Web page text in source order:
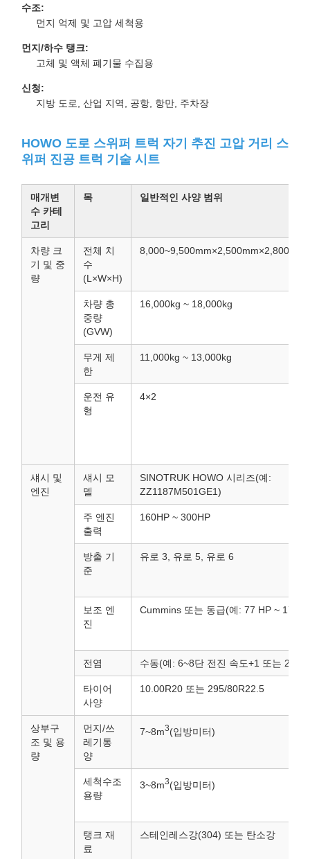
수조:
먼지 억제 및 고압 세척용
먼지/하수 탱크:
고체 및 액체 폐기물 수집용
신청:
지방 도로, 산업 지역, 공항, 항만, 주차장
HOWO 도로 스위퍼 트럭 자기 추진 고압 거리 스
위퍼 진공 트럭 기술 시트
매개변
수 카테
고리
목 일반적인 사양 범위
차량 크
기 및 중
량
전체 치
수
(L×W×H)
차량 총
중량
(GVW)
16,000kg ~ 18,000kg
무게 제
한
11,000kg ~ 13,000kg
운전 유
형
4×2
섀시 및
엔진
섀시 모
델
SINOTRUK HOWO 시리즈(예:
ZZ1187M501GE1)
주 엔진
출력
160HP ~ 300HP
방출 기
준
유로 3, 유로 5, 유로 6
보조 엔
진
Cummins 또는 동급(예: 77 HP ~ 170
전염 수동(예: 6~8단 전진 속도+1 또는 2단
타이어
사양
10.00R20 또는 295/80R22.5
상부구
조 및 용
량
먼지/쓰
레기통
양
7~8m3(입방미터)
세척수조
용량
3~8m3(입방미터)
탱크 재
료
스테인레스강(304) 또는 탄소강